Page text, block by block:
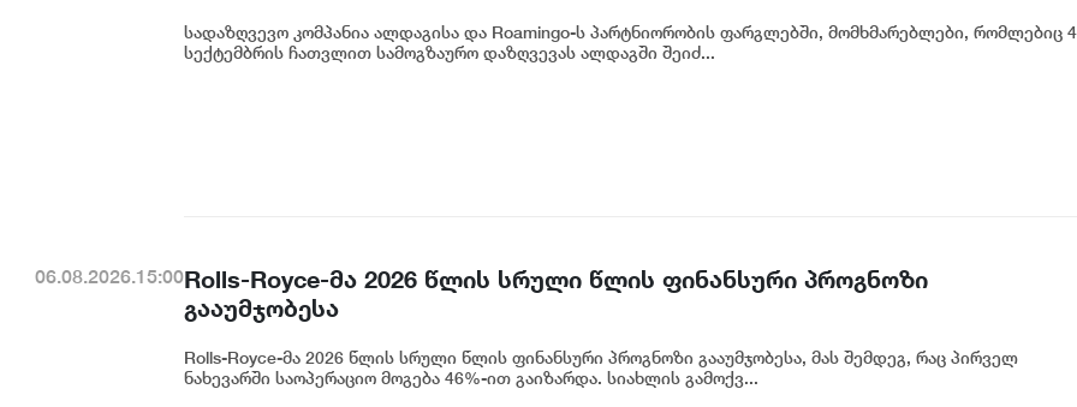
სადაზღვევო კომპანია ალდაგისა და Roamingo-ს პარტნიორობის ფარგლებში, მომხმარებლები, რომლებიც 4
სექტემბრის ჩათვლით სამოგზაურო დაზღვევას ალდაგში შეიძ...
06.08.2026.15:00Rolls-Royce-მა 2026 წლის სრული წლის ფინანსური პროგნოზი
გააუმჯობესა
Rolls-Royce-მა 2026 წლის სრული წლის ფინანსური პროგნოზი გააუმჯობესა, მას შემდეგ, რაც პირველ
ნახევარში საოპერაციო მოგება 46%-ით გაიზარდა. სიახლის გამოქვ...